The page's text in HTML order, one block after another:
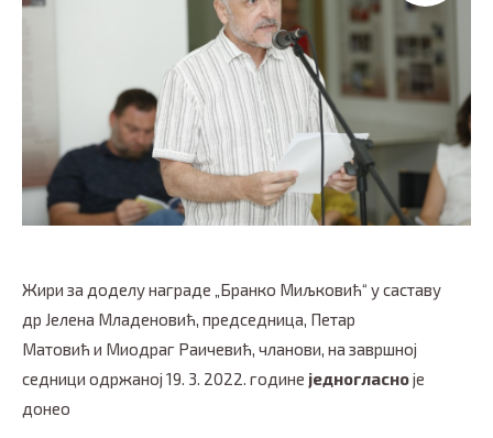
Жири за доделу награде „Бранко Миљковић“ у саставу
др Јелена Младеновић, председница, Петар
Матовић и Миодраг Раичевић, чланови, на завршној
седници одржаној 19. 3. 2022. године једногласноје
донео